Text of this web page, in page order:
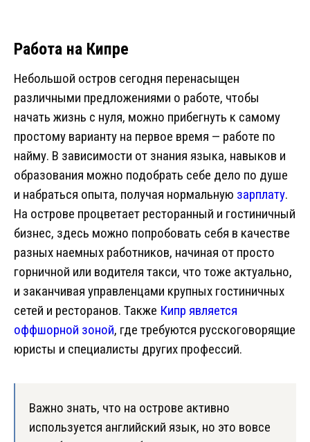
Работа на Кипре
Небольшой остров сегодня перенасыщен
различными предложениями о работе, чтобы
начать жизнь с нуля, можно прибегнуть к самому
простому варианту на первое время — работе по
найму. В зависимости от знания языка, навыков и
образования можно подобрать себе дело по душе
и набраться опыта, получая нормальную зарплату.
На острове процветает ресторанный и гостиничный
бизнес, здесь можно попробовать себя в качестве
разных наемных работников, начиная от просто
горничной или водителя такси, что тоже актуально,
и заканчивая управленцами крупных гостиничных
сетей и ресторанов. Также Кипр является
оффшорной зоной, где требуются русскоговорящие
юристы и специалисты других профессий.
Важно знать, что на острове активно
используется английский язык, но это вовсе